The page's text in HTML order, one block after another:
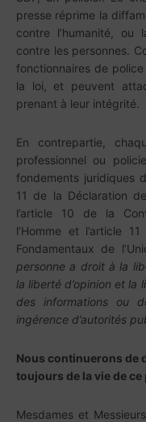
presse réprime la
contre l’humanité,
contre les personnes.
fonctionnaires de
la loi, et peuvent
prenant à leur intégrité.
En contrepartie,
professionnel ou
fondements juridiques
11 de la Déclaration
l’article 10 de la
l’Homme et l’article
Fondamentaux de
personne a droit à la
la liberté d’opinion et
des informations ou
ingérence d’autorités
Nous continuerons de
toujours de la vie de ce
Mesdames et